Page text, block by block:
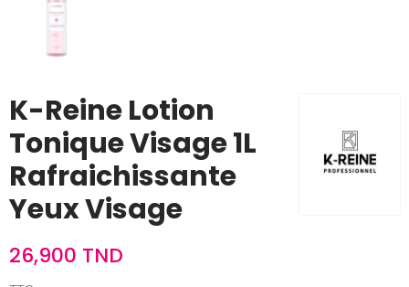
K-Reine Lotion
Tonique Visage 1L
Rafraichissante
Yeux Visage
26,900 TND